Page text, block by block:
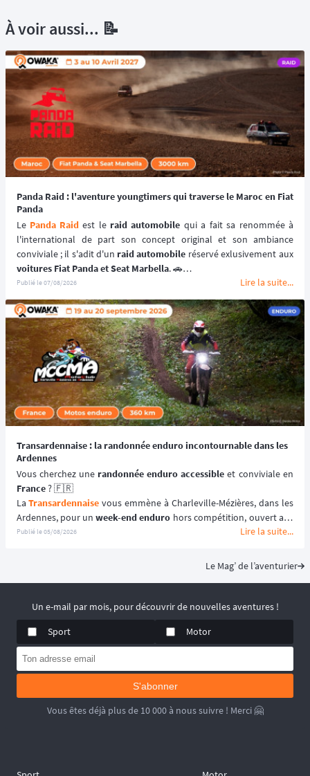
À voir aussi... 📝
Panda Raid : l'aventure youngtimers qui traverse le Maroc en Fiat
Panda
Le Panda Raid est le raid automobile qui a fait sa renommée à
l'international de part son concept original et son ambiance
conviviale ; il s'adit d'un raid automobile
voitures Fiat Panda et Seat Marbella. 🚗
Une véritable aventure offroad qui se déroule au coeur du désert
marocain à bord de véhicules youngtimers. 🚘🌵
📆 Prochaines dates : du 3 au 10 avril 2027.
Publié le07/08/2026 Lire la suite...
Transardennaise : la randonnée enduro incontournable dans les
Ardennes
Vous cherchez une randonnée enduro accessible
France ? 🇫🇷
La Transardennaise vous emmène à Charleville-Mézières, dans les
Ardennes, pour un week-end enduro hors compétition, ouvert aux
motos enduro, trail et trial dès 125 cm³. 🏍️
aventure moto mise sur
📆 Prochaines dates : du 19 au 20 Septembre 2026.
Publié le05/08/2026 Lire la suite...
Le Mag’ de l’aventurier
Un e-mail par mois, pour découvrir de nouvelles aventures !
Sport
Motor
S'abonner
Vous êtes déjà plus de 10 000 à nous suivre ! Merci 🤗